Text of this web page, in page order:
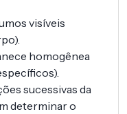
visíveis
homogênea
sucessivas da
determinar o